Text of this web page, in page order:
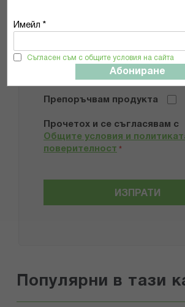
Имейл *
Съгласен съм с общите условия на сайта
Абониране
Добави снимки
Препоръчвам продукта
Прочетох и се съгласявам с
Общите условия и
поверителност *
ИЗПРАТИ
Популярни в тази